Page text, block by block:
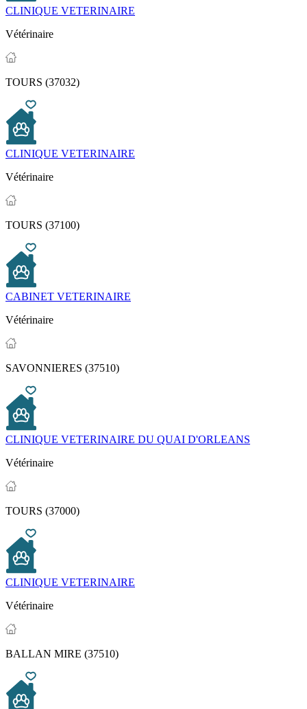
CLINIQUE VETERINAIRE
Vétérinaire
TOURS (37032)
CLINIQUE VETERINAIRE
Vétérinaire
TOURS (37100)
CABINET VETERINAIRE
Vétérinaire
SAVONNIERES (37510)
CLINIQUE VETERINAIRE DU QUAI D'ORLEANS
Vétérinaire
TOURS (37000)
CLINIQUE VETERINAIRE
Vétérinaire
BALLAN MIRE (37510)